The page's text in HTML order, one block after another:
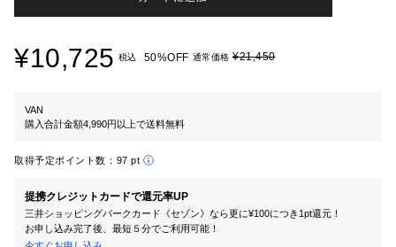
¥10,725 税込 50%OFF 通常価格 ¥21,450
VAN
購入合計金額4,990円以上で送料無料
取得予定ポイント数： 97 pt
提携クレジットカードで還元率UP
三井ショッピングパークカード《セゾン》なら更に¥100につき1pt還元！
お申し込み完了後、最短５分でご利用可能！